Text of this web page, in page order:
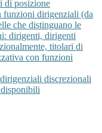
di posizione
funzioni dirigenziali (da
che distinguano le
dirigenti, dirigenti
titolari di
con funzioni
discrezionali